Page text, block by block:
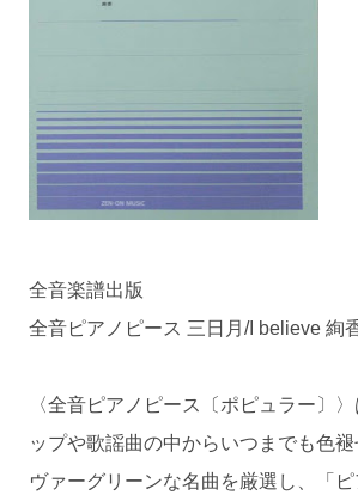
全音楽譜出版
全音ピアノピース 三日月/I believe 絢
〈全音ピアノピース〔ポピュラー〕
ップや歌謡曲の中からいつまでも色
ヴァーグリーンな名曲を厳選し、「